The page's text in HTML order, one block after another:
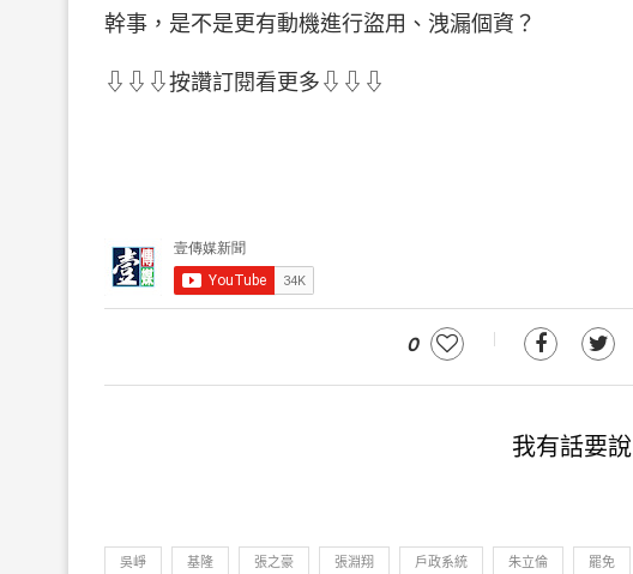
幹事，是不是更有動機進行盜用、洩漏個資？
⇩⇩⇩按讚訂閱看更多⇩⇩⇩
0
我有話要說
吳崢 基隆 張之豪 張淵翔 戶政系統 朱立倫 罷免